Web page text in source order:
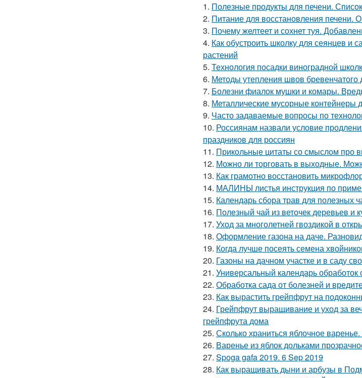
1. Полезные продукты для печени.
2. Питание для восстановления
3. Почему желтеет и сохнет туя.
4. Как обустроить школку для сеянцев и
растений
5. Технология посадки виноградной
6. Методы утепления швов
7. Болезни фиалок мушки и комары.
8. Металлические мусорные
9. Часто задаваемые вопросы по
10. Россиянам назвали условие
праздников для россиян
11. Прикольные цитаты со смыслом про
12. Можно ли торговать в выходные.
13. Как грамотно восстановить
14. МАЛИНЫ листья инструкция по
15. Календарь сбора трав для полезных
16. Полезный чай из веточек деревьев и
17. Уход за многолетней гвоздикой в
18. Оформление газона на даче.
19. Когда лучше посеять семена
20. Газоны на дачном участке и в саду
21. Универсальный календарь
22. Обработка сада от болезней и
23. Как вырастить грейпфрут на
24. Грейпфрут выращивание и уход за
грейпфрута дома
25. Сколько храниться яблочное
26. Варенье из яблок дольками
27. Spoga gafa 2019. 6 Sep 2019
28. Как выращивать дыни и арбузы в